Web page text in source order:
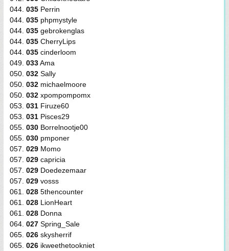
044. 035 Perrin
044. 035 phpmystyle
044. 035 gebrokenglas
044. 035 CherryLips
044. 035 cinderloom
049. 033Ama
050. 032 Sally
050. 032 michaelmoore
050. 032 xpompompomx
053. 031 Firuze60
053. 031 Pisces29
055. 030 Borrelnootje00
055. 030 pmponer
057. 029 Momo
057. 029 capricia
057. 029 Doedezemaar
057. 029 vosss
061. 028 5thencounter
061. 028 LionHeart
061. 028 Donna
064. 027 Spring_Sale
065. 026 skysherrif
065. 026 ikweethetookniet